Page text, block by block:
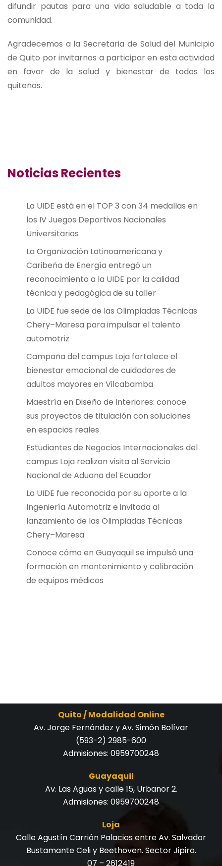
difundir pautas para una vida saludable a toda la
comunidad.
Agradecemos a la Secretaria de Salud del Municipio
de Quito por invitarnos a participar en esta actividad
en favor de la salud y bienestar de todos los
quiteños.
Noticias Recientes
La UIDE está en el TOP 3 con 34 medallas en
los IV Juegos Deportivos Nacionales
Universitarios
La Organización Latinoamericana y
Caribeña de Energía entregó un
reconocimiento a la UIDE por la calidad
técnica y pedagógica de su taller
La UIDE fue sede de las Olimpiadas Técnicas
Chery–Maresa para impulsar el talento
automotriz
Campaña del campus Loja fortalece el
bienestar emocional de cuidadores de
adultos mayores en Vilcabamba
Maestría en Diseño de Interiores: conoce
sus proyectos de titulación con soluciones
en espacios reales
Estudiantes de Negocios Internacionales del
campus Loja realizan visita al Servicio
Nacional de Aduana del Ecuador
La UIDE fue reconocida por su aporte a la
Ingeniería Automotriz e invitada al
lanzamiento de las Olimpiadas Técnicas
Chery–Maresa
Conoce cómo en Guayaquil se impulsó una
formación en mantenimiento y calibración
de equipos médicos
Quito / Modalidad Online
Av. Jorge Fernández y Av. Simón Bolívar
(593-2) 2985-600
Admisiones: 0959700248
Guayaquil
Av. Las Aguas y calle 15, Urbanor 2.
Admisiones: 0959700248
Loja
Calle Agustín Carrión Palacios entre Av. Salvador
Bustamante Celi y Beethoven. Sector Jipiro.
07 – 2612419